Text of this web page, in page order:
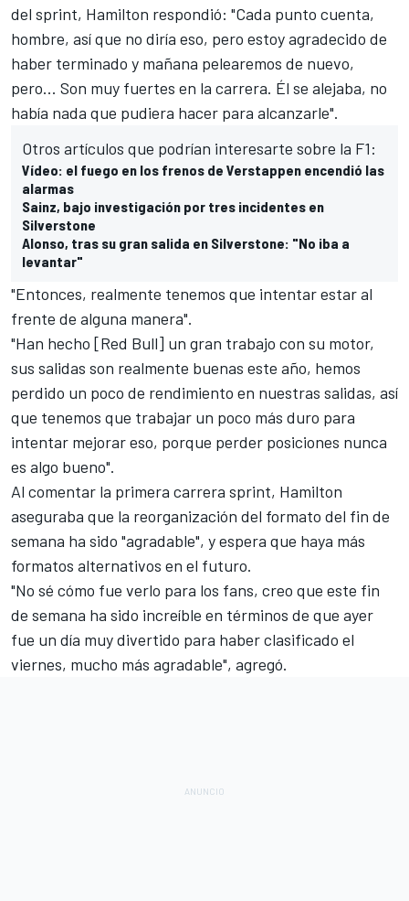
del sprint, Hamilton respondió: "Cada punto cuenta,
hombre, así que no diría eso, pero estoy agradecido de
haber terminado y mañana pelearemos de nuevo,
pero... Son muy fuertes en la carrera. Él se alejaba, no
había nada que pudiera hacer para alcanzarle".
Otros artículos que podrían interesarte sobre la F1:
Vídeo: el fuego en los frenos de Verstappen encendió las
alarmas
Sainz, bajo investigación por tres incidentes en
Silverstone
Alonso, tras su gran salida en Silverstone: "No iba a
levantar"
"Entonces, realmente tenemos que intentar estar al
frente de alguna manera".
"Han hecho [Red Bull] un gran trabajo con su motor,
sus salidas son realmente buenas este año, hemos
perdido un poco de rendimiento en nuestras salidas, así
que tenemos que trabajar un poco más duro para
intentar mejorar eso, porque perder posiciones nunca
es algo bueno".
Al comentar la primera carrera sprint, Hamilton
aseguraba que la reorganización del formato del fin de
semana ha sido "agradable", y espera que haya más
formatos alternativos en el futuro.
"No sé cómo fue verlo para los fans, creo que este fin
de semana ha sido increíble en términos de que ayer
fue un día muy divertido para haber clasificado el
viernes, mucho más agradable", agregó.